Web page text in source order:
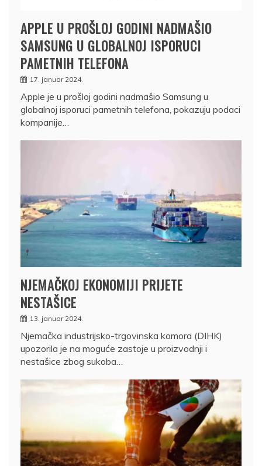
APPLE U PROŠLOJ GODINI NADMAŠIO
SAMSUNG U GLOBALNOJ ISPORUCI
PAMETNIH TELEFONA
17. januar 2024.
Apple je u prošloj godini nadmašio Samsung u
globalnoj isporuci pametnih telefona, pokazuju podaci
kompanije…
NJEMAČKOJ EKONOMIJI PRIJETE
NESTAŠICE
13. januar 2024.
Njemačka industrijsko-trgovinska komora (DIHK)
upozorila je na moguće zastoje u proizvodnji i
nestašice zbog sukoba…